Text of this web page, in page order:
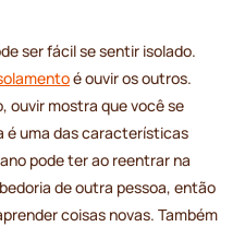
ser fácil se sentir isolado.
é ouvir os outros.
ouvir mostra que você se
é uma das características
pode ter ao reentrar na
de outra pessoa, então
coisas novas. Também